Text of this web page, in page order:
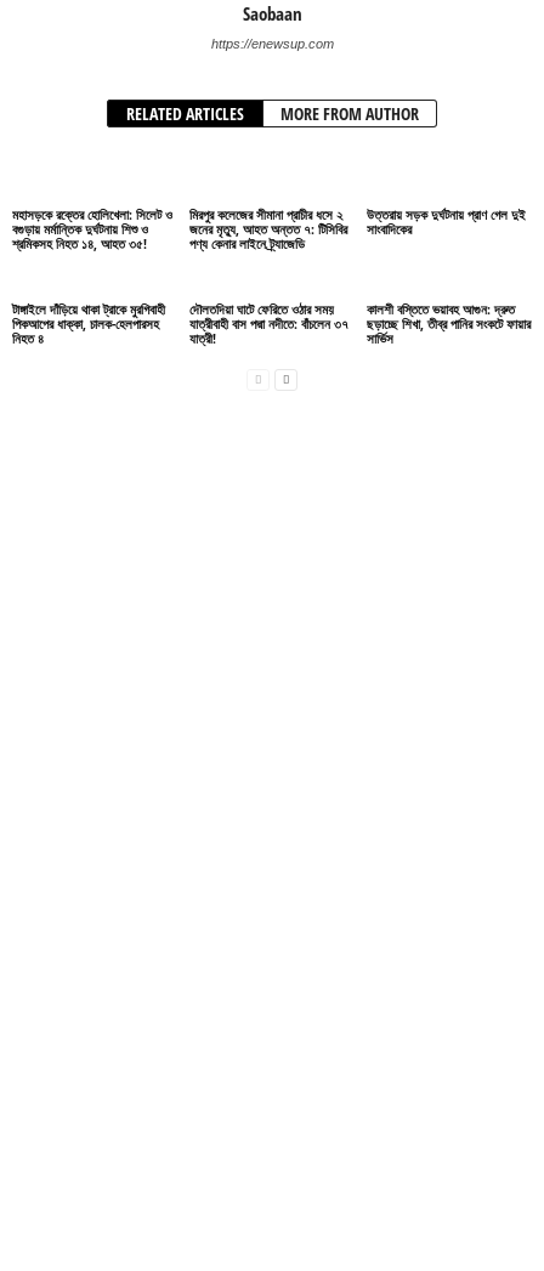
Saobaan
https://enewsup.com
RELATED ARTICLES MORE FROM AUTHOR
মহাসড়কে রক্তের হোলিখেলা: সিলেট ও
বগুড়ায় মর্মান্তিক দুর্ঘটনায় শিশু ও
শ্রমিকসহ নিহত ১৪, আহত ৩৫!
মিরপুর কলেজের সীমানা প্রাচীর ধসে ২
জনের মৃত্যু, আহত অন্তত ৭: টিসিবির
পণ্য কেনার লাইনে ট্র্যাজেডি
উত্তরায় সড়ক দুর্ঘটনায় প্রাণ গেল দুই
সাংবাদিকের
টাঙ্গাইলে দাঁড়িয়ে থাকা ট্রাকে মুরগিবাহী
পিকআপের ধাক্কা, চালক-হেলপারসহ
নিহত ৪
দৌলতদিয়া ঘাটে ফেরিতে ওঠার সময়
যাত্রীবাহী বাস পদ্মা নদীতে: বাঁচলেন ৩৭
যাত্রী!
কালশী বস্তিতে ভয়াবহ আগুন: দ্রুত
ছড়াচ্ছে শিখা, তীব্র পানির সংকটে ফায়ার
সার্ভিস